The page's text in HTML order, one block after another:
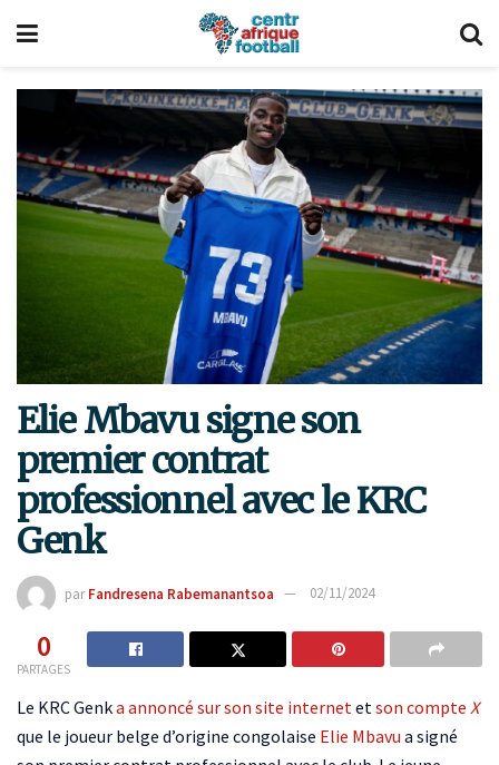
Elie Mbavu signe son
premier contrat
professionnel avec le KRC
Genk
par Fandresena Rabemanantsoa 02/11/2024
0
PARTAGES
Le KRC Genka annoncé sur son site internet et son compte X
que le joueur belge d’origine congolaise Elie Mbavu a signé